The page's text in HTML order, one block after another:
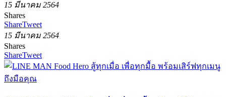
15 มีนาคม 2564
Shares
ShareTweet
15 มีนาคม 2564
Shares
ShareTweet